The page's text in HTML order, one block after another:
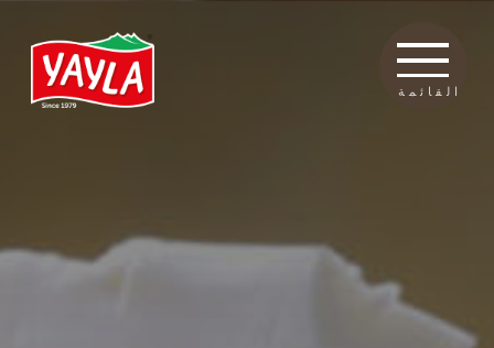
القائمة